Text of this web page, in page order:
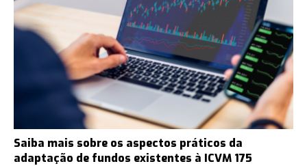
Saiba mais sobre os aspectos práticos da
adaptação de fundos existentes à ICVM 175